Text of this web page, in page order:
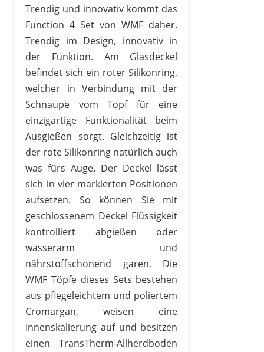
Trendig und innovativ kommt das
Function 4 Set von WMF daher.
Trendig im Design, innovativ in
der Funktion. Am Glasdeckel
befindet sich ein roter Silikonring,
welcher in Verbindung mit der
Schnaupe vom Topf für eine
einzigartige Funktionalität beim
Ausgießen sorgt. Gleichzeitig ist
der rote Silikonring natürlich auch
was fürs Auge. Der Deckel lässt
sich in vier markierten Positionen
aufsetzen. So können Sie mit
geschlossenem Deckel Flüssigkeit
kontrolliert abgießen oder
wasserarm und
nährstoffschonend garen. Die
WMF Töpfe dieses Sets bestehen
aus pflegeleichtem und poliertem
Cromargan, weisen eine
Innenskalierung auf und besitzen
einen TransTherm-Allherdboden